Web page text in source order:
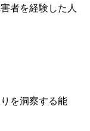
者を経験した人
を洞察する能